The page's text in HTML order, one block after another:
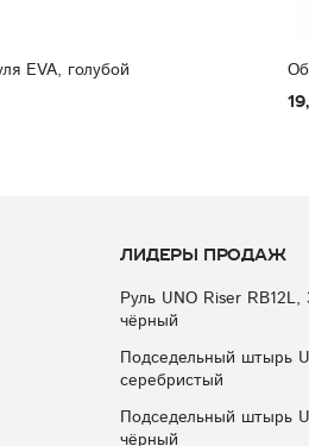
EVA, голубой
Лидеры продаж
Руль UNO Riser
чёрный
Подседельный штырь
серебристый
Подседельный штырь
чёрный